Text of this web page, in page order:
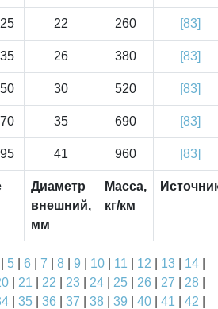
22 260 [83]
26 380 [83]
30 520 [83]
35 690 [83]
41 960 [83]
Диаметр
внешний,
мм
Масса,
кг/км
5| 6 7 8| 9 10| 11 12 13| 14|
21 22 23 24 25 26 27 28
35 36 37 38 39 40 41 42